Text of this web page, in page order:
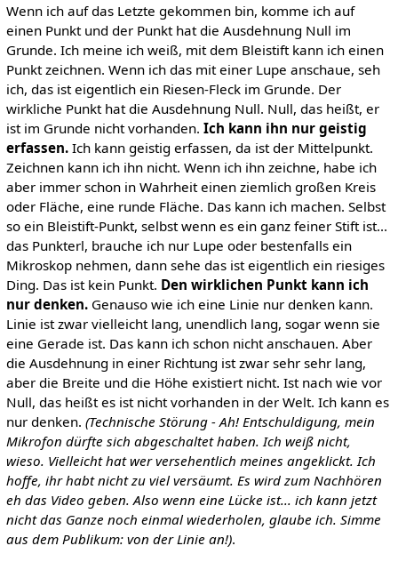
Wenn ich auf das Letzte gekommen bin, komme ich auf
einen Punkt und der Punkt hat die Ausdehnung Null im
Grunde. Ich meine ich weiß, mit dem Bleistift kann ich einen
Punkt zeichnen. Wenn ich das mit einer Lupe anschaue, seh
ich, das ist eigentlich ein Riesen-Fleck im Grunde. Der
wirkliche Punkt hat die Ausdehnung Null. Null, das heißt, er
ist im Grunde nicht vorhanden. Ich kann ihn nur geistig
erfassen.Ich kann geistig erfassen, da ist der Mittelpunkt.
Zeichnen kann ich ihn nicht. Wenn ich ihn zeichne, habe ich
aber immer schon in Wahrheit einen ziemlich großen Kreis
oder Fläche, eine runde Fläche. Das kann ich machen. Selbst
so ein Bleistift-Punkt, selbst wenn es ein ganz feiner Stift ist...
das Punkterl, brauche ich nur Lupe oder bestenfalls ein
Mikroskop nehmen, dann sehe das ist eigentlich ein riesiges
Ding. Das ist kein Punkt. Den wirklichen Punkt kann ich
nur denken.Genauso wie ich eine Linie nur denken kann.
Linie ist zwar vielleicht lang, unendlich lang, sogar wenn sie
eine Gerade ist. Das kann ich schon nicht anschauen. Aber
die Ausdehnung in einer Richtung ist zwar sehr sehr lang,
aber die Breite und die Höhe existiert nicht. Ist nach wie vor
Null, das heißt es ist nicht vorhanden in der Welt. Ich kann es
nur denken. (Technische Störung - Ah! Entschuldigung, mein
Mikrofon dürfte sich abgeschaltet haben. Ich weiß nicht,
wieso. Vielleicht hat wer versehentlich meines angeklickt. Ich
hoffe, ihr habt nicht zu viel versäumt. Es wird zum Nachhören
eh das Video geben. Also wenn eine Lücke ist... ich kann jetzt
nicht das Ganze noch einmal wiederholen, glaube ich. Simme
aus dem Publikum: von der Linie an!).